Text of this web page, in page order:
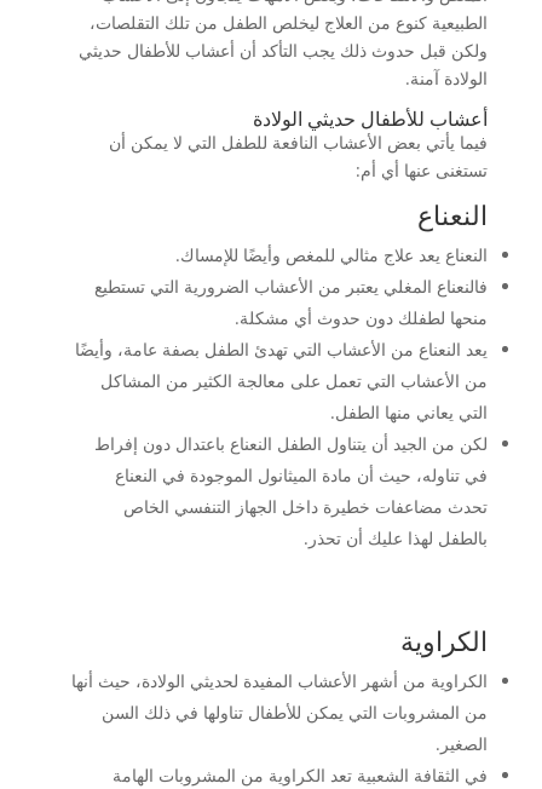
الطبيعية كنوع من العلاج ليخلص الطفل من تلك التقلصات،
ولكن قبل حدوث ذلك يجب التأكد أن أعشاب للأطفال حديثي
الولادة آمنة.
أعشاب للأطفال حديثي الولادة
فيما يأتي بعض الأعشاب النافعة للطفل التي لا يمكن أن
تستغنى عنها أي أم:
النعناع
النعناع يعد علاج مثالي للمغص وأيضًا للإمساك.
فالنعناع المغلي يعتبر من الأعشاب الضرورية التي تستطيع
منحها لطفلك دون حدوث أي مشكلة.
يعد النعناع من الأعشاب التي تهدئ الطفل بصفة عامة، وأيضًا
من الأعشاب التي تعمل على معالجة الكثير من المشاكل
التي يعاني منها الطفل.
لكن من الجيد أن يتناول الطفل النعناع باعتدال دون إفراط
في تناوله، حيث أن مادة الميثانول الموجودة في النعناع
تحدث مضاعفات خطيرة داخل الجهاز التنفسي الخاص
بالطفل لهذا عليك أن تحذر.
الكراوية
الكراوية من أشهر الأعشاب المفيدة لحديثي الولادة، حيث أنها
من المشروبات التي يمكن للأطفال تناولها في ذلك السن
الصغير.
في الثقافة الشعبية تعد الكراوية من المشروبات الهامة